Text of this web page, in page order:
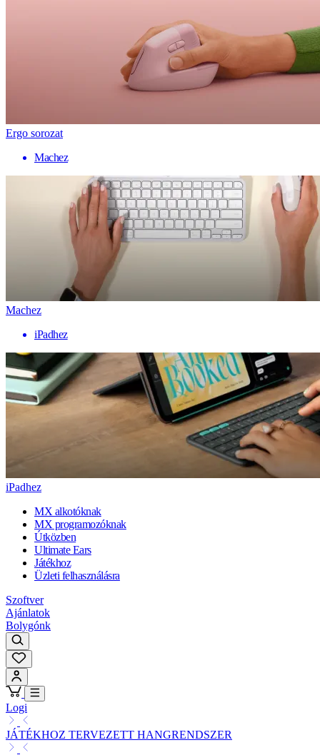
Ergo sorozat
Machez
Machez
iPadhez
iPadhez
MX alkotóknak
MX programozóknak
Útközben
Ultimate Ears
Játékhoz
Üzleti felhasználásra
Szoftver
Ajánlatok
Bolygónk
Logi
JÁTÉKHOZ TERVEZETT HANGRENDSZER